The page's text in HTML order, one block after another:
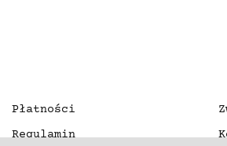
Płatności
Regulamin